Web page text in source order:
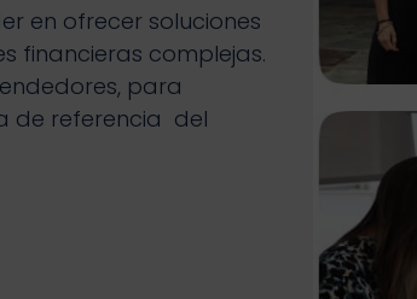
en ofrecer soluciones
financieras complejas.
para
de referencia del